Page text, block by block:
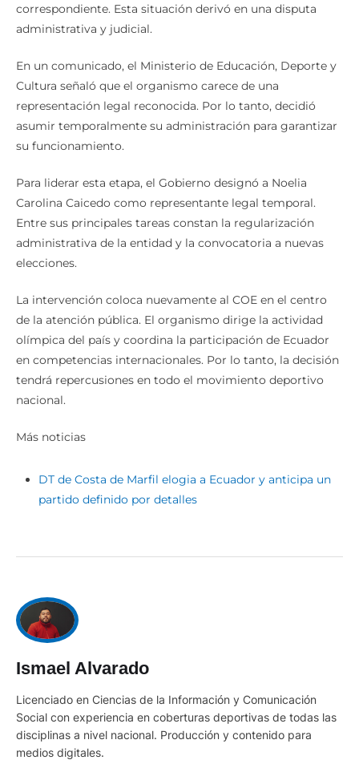
correspondiente. Esta situación derivó en una disputa
administrativa y judicial.
En un comunicado, el Ministerio de Educación, Deporte y
Cultura señaló que el organismo carece de una
representación legal reconocida. Por lo tanto, decidió
asumir temporalmente su administración para garantizar
su funcionamiento.
Para liderar esta etapa, el Gobierno designó a Noelia
Carolina Caicedo como representante legal temporal.
Entre sus principales tareas constan la regularización
administrativa de la entidad y la convocatoria a nuevas
elecciones.
La intervención coloca nuevamente al COE en el centro
de la atención pública. El organismo dirige la actividad
olímpica del país y coordina la participación de Ecuador
en competencias internacionales. Por lo tanto, la decisión
tendrá repercusiones en todo el movimiento deportivo
nacional.
Más noticias
DT de Costa de Marfil elogia a Ecuador y anticipa un
partido definido por detalles
Ismael Alvarado
Licenciado en Ciencias de la Información y Comunicación
Social con experiencia en coberturas deportivas de todas las
disciplinas a nivel nacional. Producción y contenido para
medios digitales.